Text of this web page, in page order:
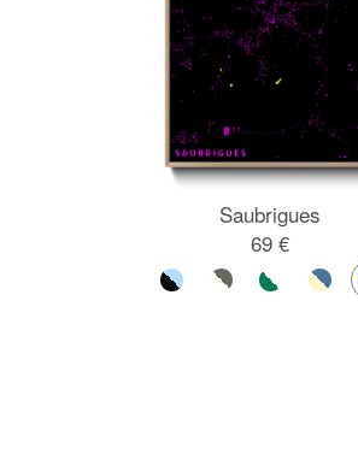
Saubrigues
69 €